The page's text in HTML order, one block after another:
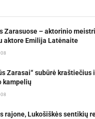
Zarasuose – aktorinio
aktore Emilija Latėnaite
Zarasai“ subūrė kraštiečius
kampelių
rajone, Lukošiškės sentikių